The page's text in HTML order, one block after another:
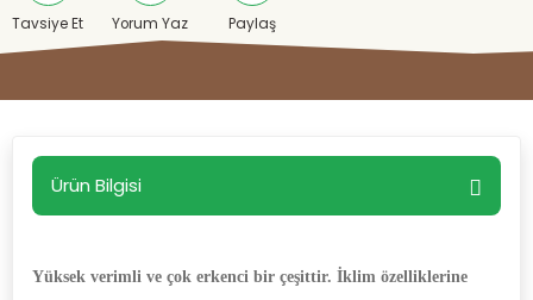
Tavsiye Et Yorum Yaz Paylaş
Ürün Bilgisi
Yüksek verimli ve çok erkenci bir çeşittir. İklim özelliklerine